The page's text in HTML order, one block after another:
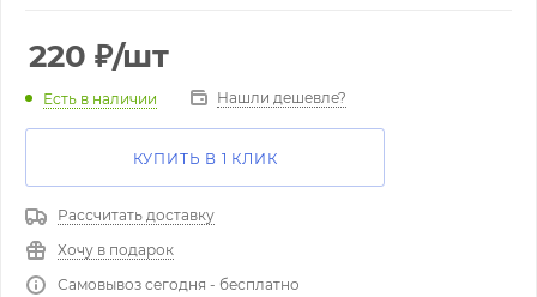
220 ₽/шт
Есть в наличии Нашли дешевле?
КУПИТЬ В 1 КЛИК
Рассчитать доставку
Хочу в подарок
Самовывоз сегодня - бесплатно